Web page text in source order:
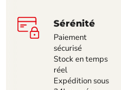
Sérénité
Paiement
sécurisé
Stock en temps
réel
Expédition sous